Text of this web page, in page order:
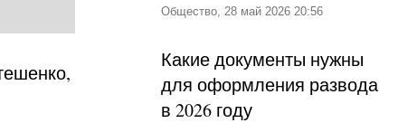
Общество, 28 май 2026 20:56
Какие документы нужны
для оформления развода
в 2026 году